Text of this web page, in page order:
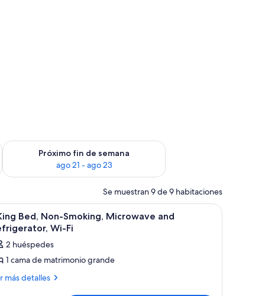
semana, ago 14 - ago 16
Próximo fin de semana
ago 21 - ago 23
Consulta la disponibilidad para el próximo fin de semana,
Se muestran 9 de 9 habitaciones
con cortinas.
una ventana con persianas y un calefactor fijado a la pared.
Escritorio, tabla de planchar con plancha,
2
Bed, Non-Smoking, Microwave and
Wi-Fi
2 huéspedes
1 cama de matrimonio grande
más detalles